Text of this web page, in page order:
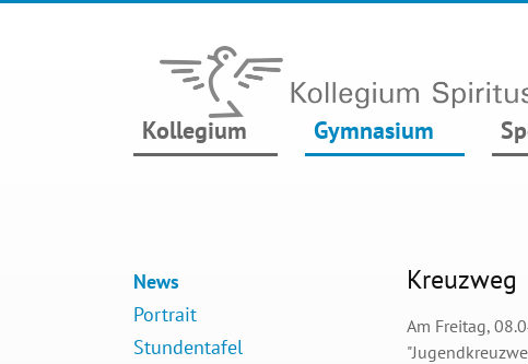
Kollegium Gymnasium
News
Portrait
Stundentafel
Kreuzweg
Am Freitag,